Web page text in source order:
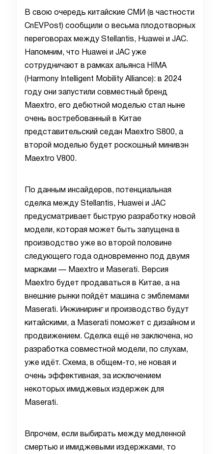
В свою очередь китайские СМИ (в частности
CnEVPost) сообщили о весьма плодотворных
переговорах между Stellantis, Huawei и JAC.
Напомним, что Huawei и JAC уже
сотрудничают в рамках альянса HIMA
(Harmony Intelligent Mobility Alliance): в 2024
году они запустили совместный бренд
Maextro, его дебютной моделью стал ныне
очень востребованный в Китае
представительский седан Maextro S800, а
второй моделью будет роскошный минивэн
Maextro V800.
По данным инсайдеров, потенциальная
сделка между Stellantis, Huawei и JAC
предусматривает быструю разработку новой
модели, которая может быть запущена в
производство уже во второй половине
следующего года одновременно под двумя
марками — Maextro и Maserati. Версия
Maextro будет продаваться в Китае, а на
внешние рынки пойдёт машина с эмблемами
Maserati. Инжиниринг и производство будут
китайскими, а Maserati поможет с дизайном и
продвижением. Сделка ещё не заключена, но
разработка совместной модели, по слухам,
уже идёт. Схема, в общем-то, не новая и
очень эффективная, за исключением
некоторых имиджевых издержек для
Maserati.
Впрочем, если выбирать между медленной
смертью и имиджевыми издержками, то